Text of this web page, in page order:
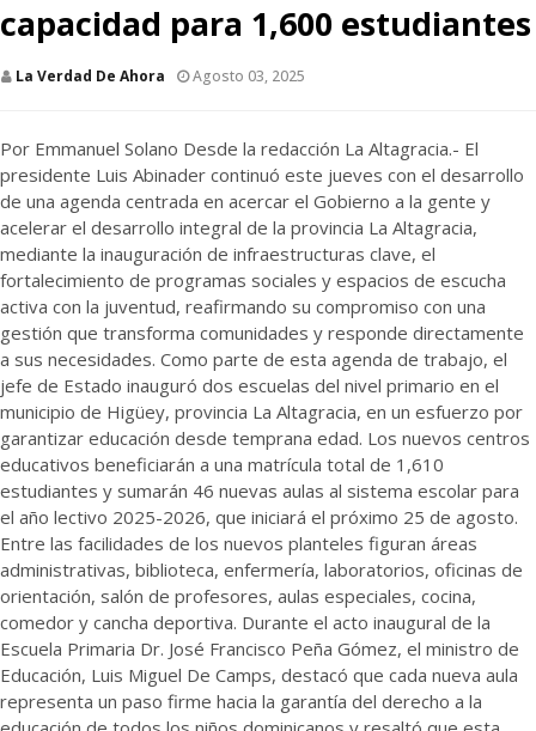
capacidad para 1,600 estudiantes
La Verdad De Ahora Agosto 03, 2025
Por Emmanuel Solano Desde la redacción La Altagracia.- El
presidente Luis Abinader continuó este jueves con el desarrollo
de una agenda centrada en acercar el Gobierno a la gente y
acelerar el desarrollo integral de la provincia La Altagracia,
mediante la inauguración de infraestructuras clave, el
fortalecimiento de programas sociales y espacios de escucha
activa con la juventud, reafirmando su compromiso con una
gestión que transforma comunidades y responde directamente
a sus necesidades. Como parte de esta agenda de trabajo, el
jefe de Estado inauguró dos escuelas del nivel primario en el
municipio de Higüey, provincia La Altagracia, en un esfuerzo por
garantizar educación desde temprana edad. Los nuevos centros
educativos beneficiarán a una matrícula total de 1,610
estudiantes y sumarán 46 nuevas aulas al sistema escolar para
el año lectivo 2025-2026, que iniciará el próximo 25 de agosto.
Entre las facilidades de los nuevos planteles figuran áreas
administrativas, biblioteca, enfermería, laboratorios, oficinas de
orientación, salón de profesores, aulas especiales, cocina,
comedor y cancha deportiva. Durante el acto inaugural de la
Escuela Primaria Dr. José Francisco Peña Gómez, el ministro de
Educación, Luis Miguel De Camps, destacó que cada nueva aula
representa un paso firme hacia la garantía del derecho a la